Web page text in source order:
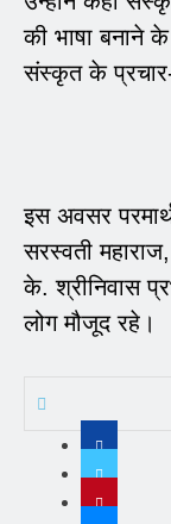
की भाषा बनाने
संस्कृत के प्रचार-
इस अवसर
सरस्वती
के. श्रीनिवास
लोग मौजूद रहे।